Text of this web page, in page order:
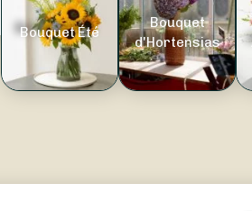
Bouquet Été
Bouquet
d'Hortensias